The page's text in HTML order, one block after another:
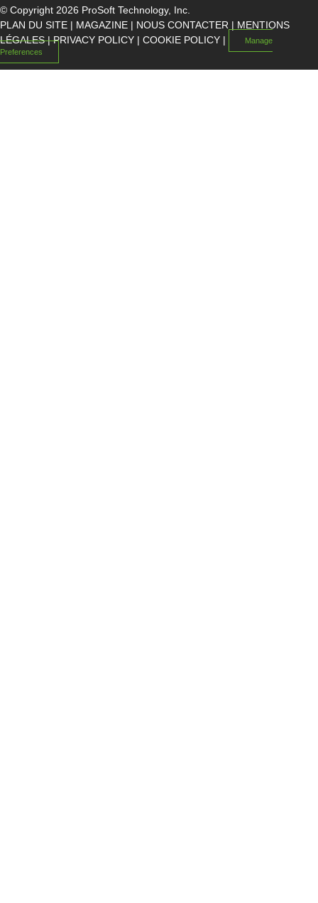
© Copyright 2026 ProSoft Technology, Inc.
PLAN DU SITE | MAGAZINE | NOUS CONTACTER | MENTIONS
LÉGALES|PRIVACY POLICY | COOKIE POLICY |
Manage
Preferences